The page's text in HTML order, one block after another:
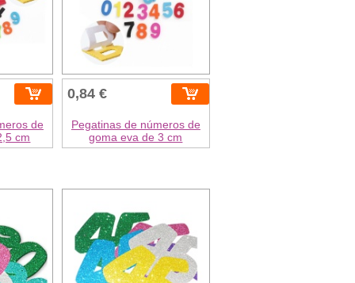
de
cm
0,84 €
Pegatinas de números de
goma eva de 3 cm